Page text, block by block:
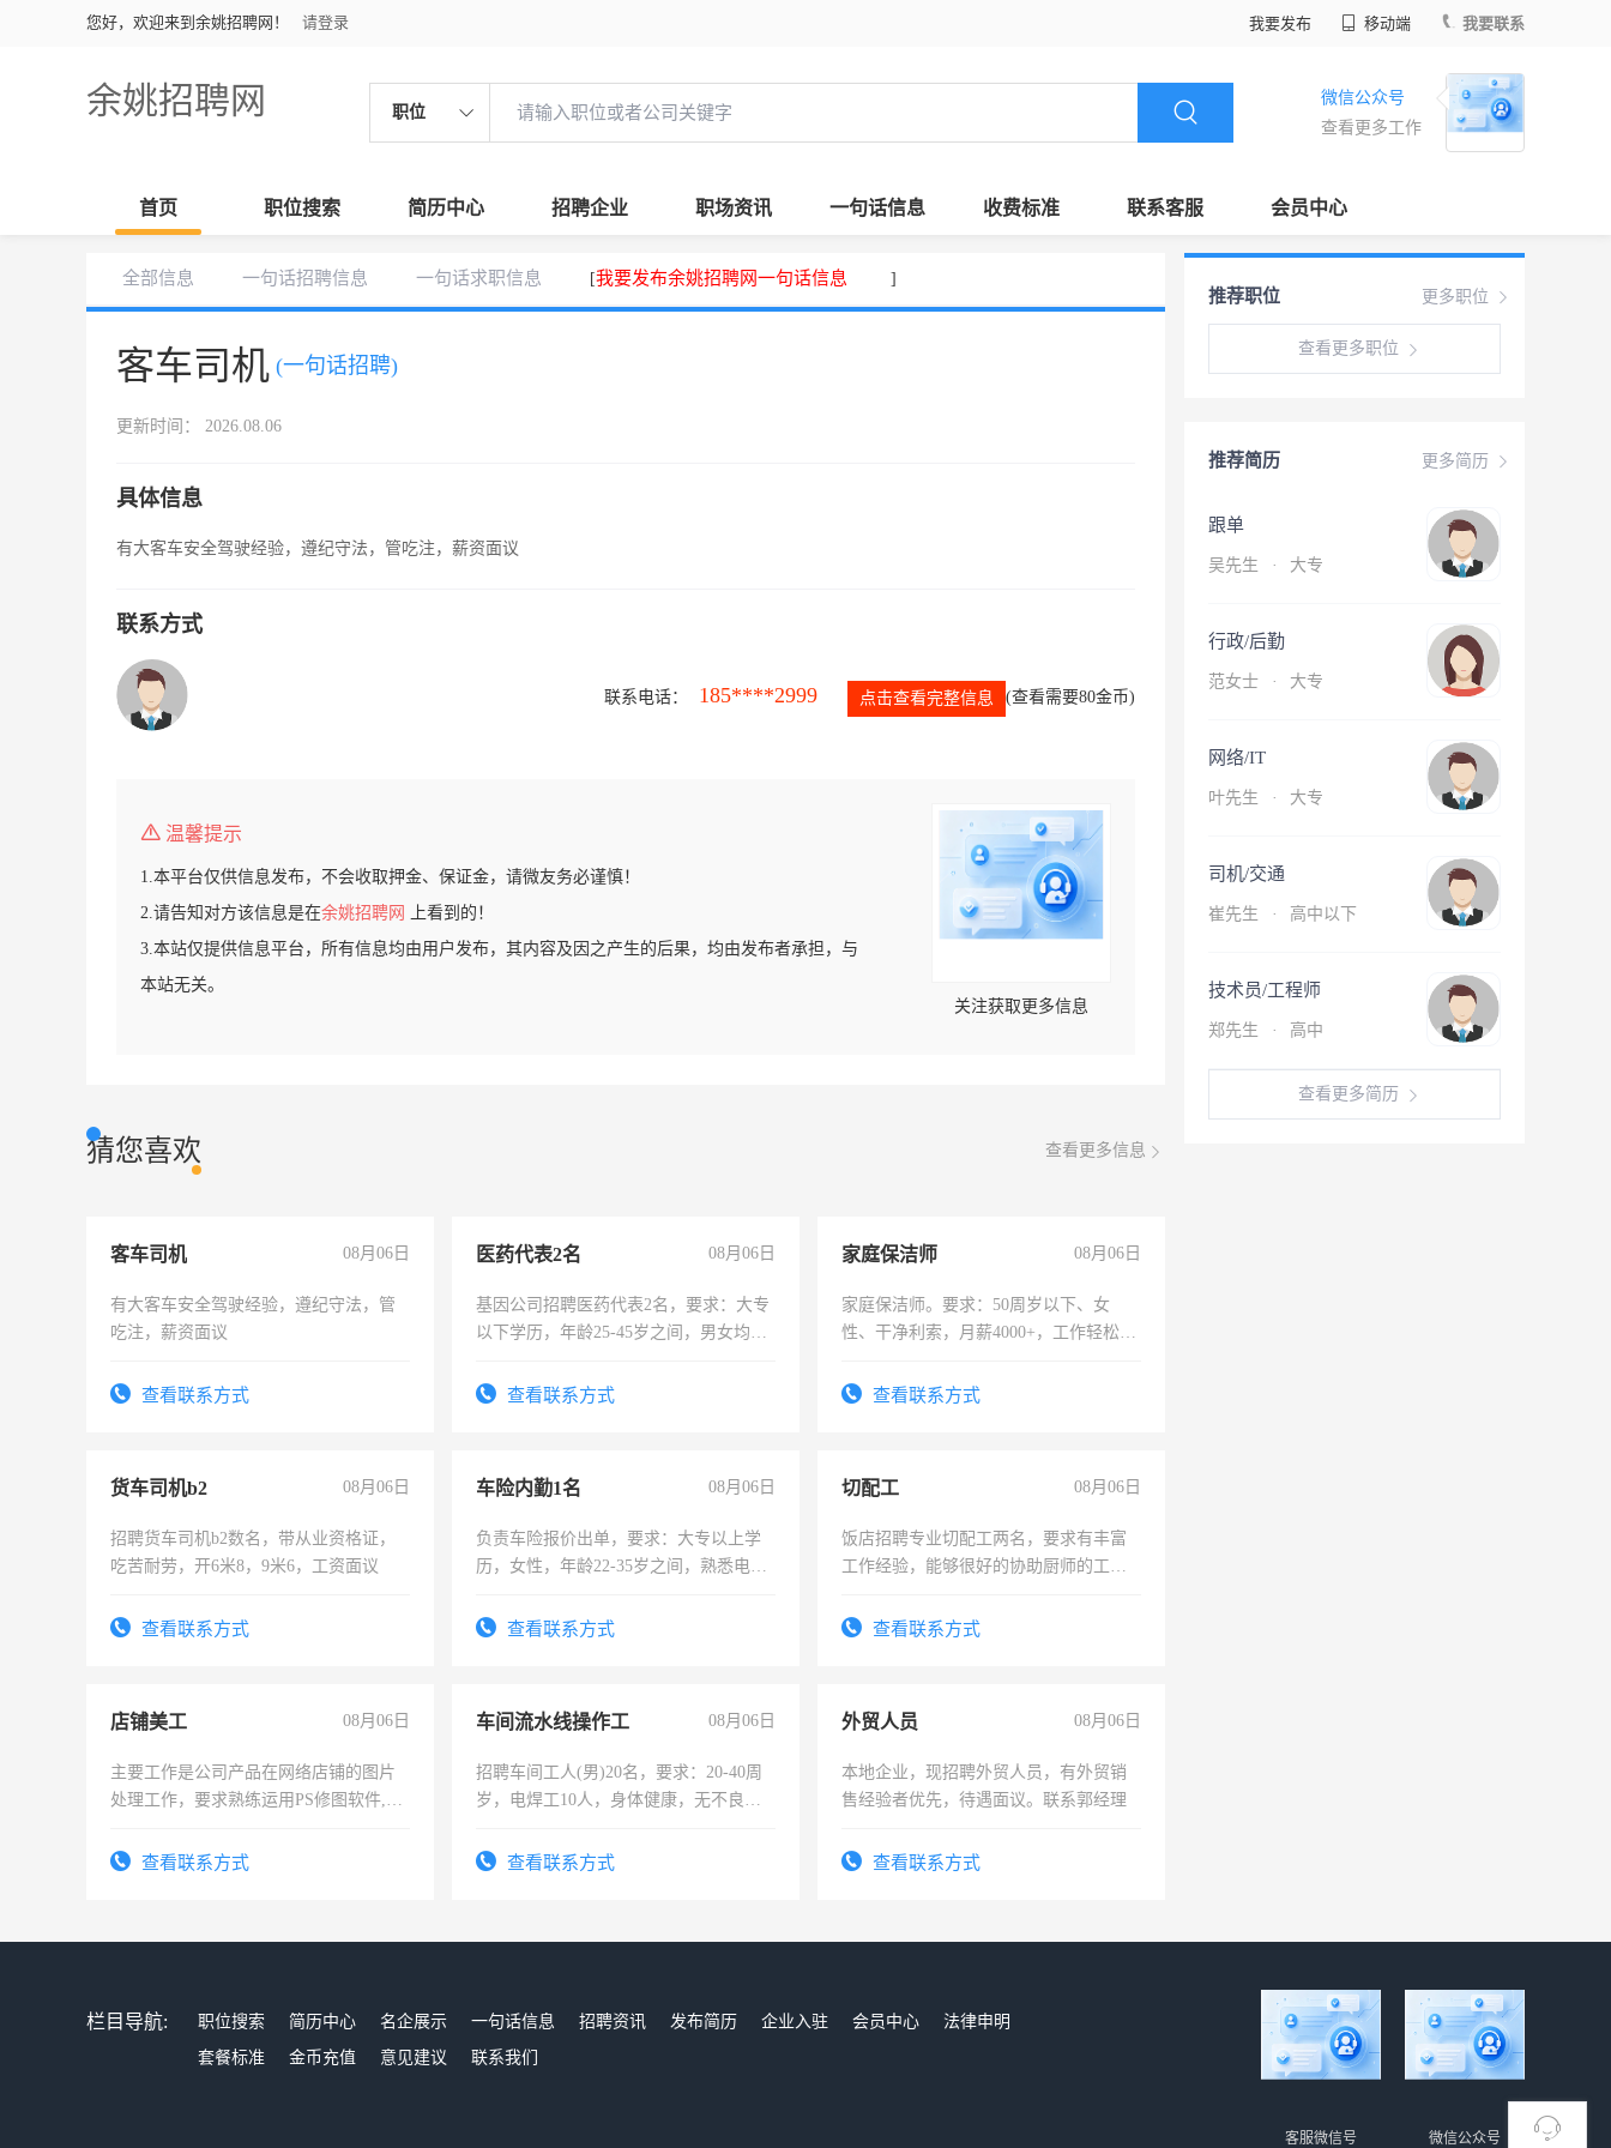
您好，欢迎来到余姚招聘网！ 请登录 我要发布 移动端 我要联系
余姚招聘网 职位
微信公众号
查看更多工作
首页 职位搜索 简历中心 招聘企业 职场资讯 一句话信息 收费标准 联系客服 会员中心
全部信息 一句话招聘信息 一句话求职信息 [我要发布余姚招聘网一句话信息 ]
客车司机 (一句话招聘)
更新时间： 2026.08.06
具体信息
有大客车安全驾驶经验，遵纪守法，管吃注，薪资面议
联系方式
联系电话： 185****2999 点击查看完整信息 (查看需要80金币)
温馨提示
1.本平台仅供信息发布，不会收取押金、保证金，请微友务必谨慎！
2.请告知对方该信息是在余姚招聘网
上看到的！
3.本站仅提供信息平台，所有信息均由用户发布，其内容及因之产生的后果，均由发布者承担，与
本站无关。
关注获取更多信息
猜您喜欢 查看更多信息
客车司机 08月06日
有大客车安全驾驶经验，遵纪守法，管
吃注，薪资面议
查看联系方式
医药代表2名 08月06日
基因公司招聘医药代表2名，要求：大专
以下学历，年龄25-45岁之间，男女均
表或者有医学资质的优先，底薪+绩效，
查看联系方式
家庭保洁师 08月06日
家庭保洁师。要求：50周岁以下、女
性、干净利索，月薪4000+，工作轻松，
太太等。查看联系方式
货车司机b2 08月06日
招聘货车司机b2数名，带从业资格证，
吃苦耐劳，开6米8，9米6，工资面议
查看联系方式
车险内勤1名 08月06日
负责车险报价出单，要求：大专以上学
历，女性，年龄22-35岁之间，熟悉电脑
试用期1-3个月，转正后交纳五险，
查看联系方式
切配工 08月06日
饭店招聘专业切配工两名，要求有丰富
工作经验，能够很好的协助厨师的工
4500。查看联系方式
店铺美工 08月06日
主要工作是公司产品在网络店铺的图片
处理工作，要求熟练运用PS修图软件,工
查看联系方式
车间流水线操作工 08月06日
招聘车间工人(男)20名，要求：20-40周
岁，电焊工10人，身体健康，无不良嗜
宿，免费发放劳保用品，两班倒，每月
查看联系方式
外贸人员 08月06日
本地企业，现招聘外贸人员，有外贸销
售经验者优先，待遇面议。联系郭经理
查看联系方式
更多职位
推荐职位
查看更多职位
更多简历
推荐简历
跟单
吴先生 · 大专
行政/后勤
范女士 · 大专
网络/IT
叶先生 · 大专
司机/交通
崔先生 · 高中以下
技术员/工程师
郑先生 · 高中
查看更多简历
栏目导航: 职位搜索 简历中心 名企展示 一句话信息 招聘资讯 发布简历 企业入驻 会员中心
法律申明
套餐标准
金币充值 意见建议 联系我们
微信公众号
客服微信号